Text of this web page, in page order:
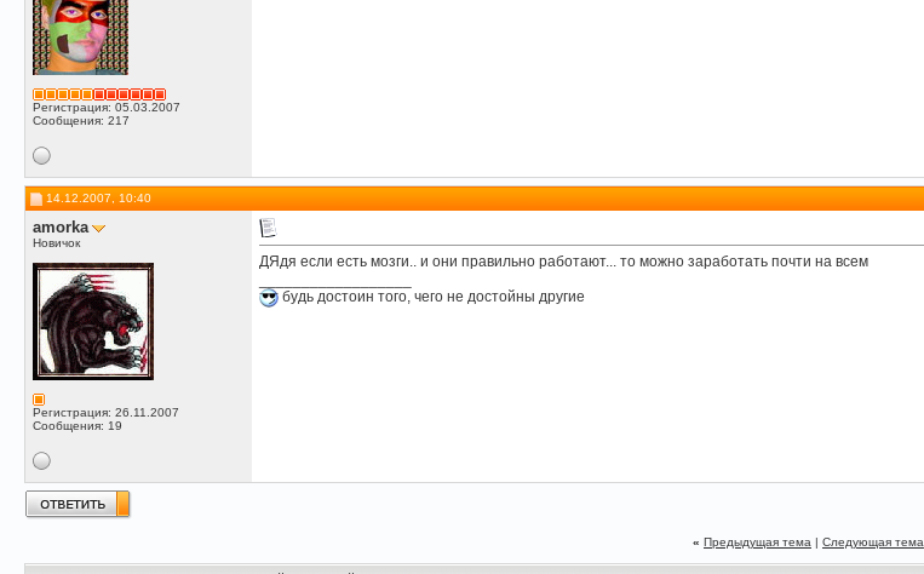
Регистрация: 05.03.2007
Сообщения: 217
14.12.2007, 10:40
amorka
Новичок
Регистрация: 26.11.2007
Сообщения: 19
ДЯдя если есть мозги.. и они правильно работают... то можно заработать почти на всем
будь достоин того, чего не достойны другие
« Предыдущая тема | Следующая тема